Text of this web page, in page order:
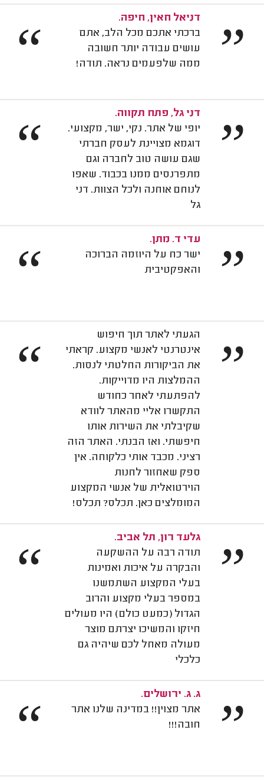
”
דניאל חאין, חיפה.
ברכתי אתכם מכל הלב, אתם
עושים עבודה יותר חשובה
ממה שלפעמים נראה. תודה!
“
”
דני גל, פתח תקווה.
יופי של אתר. נקי, ישר, מקצועי.
דוגמא מצויינת לעסק חברתי
שגם עושה טוב לחברה וגם
מתפרנסים ממנו בכבוד. שאפו
לנוחם אוחנה ולכל הצוות. דני
גל
“
”
עדי ד. מתן.
ישר כח על היוזמה הברוכה
והאפקטיבית
“
”
הגעתי לאתר תוך חיפוש
אינטרנטי לאנשי מקצוע. קראתי
את הביקורות החלטתי לנסות.
ההמלצות היו מדוייקות.
להפתעתי לאחר כחודש
התקשרו אליי מהאתר לוודא
שקיבלתי את השירות אותו
חיפשתי. ואז הבנתי. האתר הזה
רציני. מכבד אותי כלקוחה. אין
ספק שאחזור לחנות
הוירטואלית של אנשי המקצוע
המומלצים כאן. תכלס? תכלס!
“
”
גלעד רון, תל אביב.
תודה רבה על ההשקעה
והבקרה על איכות ואמינות
בעלי המקצוע השתמשנו
במספר בעלי מקצוע והרוב
הגדול (כמעט כולם) היו מעולים
חיזקו והמשיכו יצרתם מוצר
מעולה מאחל לכם שיהיה גם
כלכלי
“
”
ג. ג. ירושלים.
אתר מצוין!! במדינה שלנו אתר
חובה!!!
“